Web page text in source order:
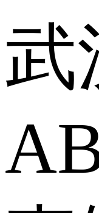
武
A